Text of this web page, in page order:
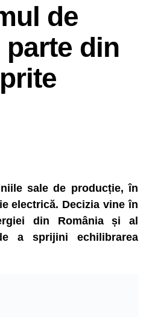
de
parte din
sale de producție, în
electrică. Decizia vine în
din România și al
a sprijini echilibrarea